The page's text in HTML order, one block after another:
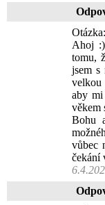
Otázka:
Ahoj
tomu,
jsem s
aby mi
věkem
Bohu
vůbec
čekání